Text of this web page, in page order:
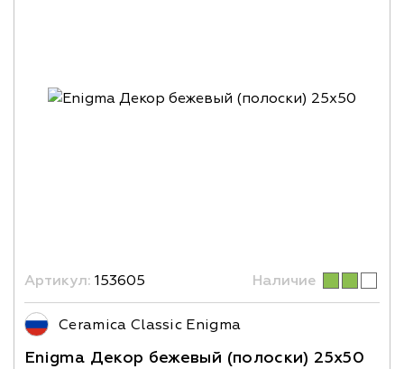
Артикул: 153605 Наличие
Ceramica Classic Enigma
Enigma Декор бежевый (полоски) 25х50